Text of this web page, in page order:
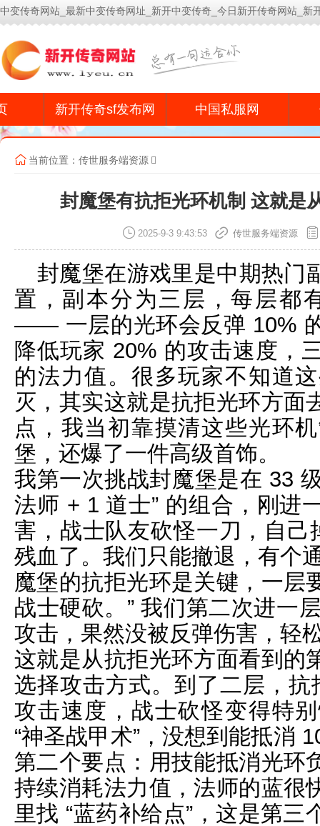
中变传奇网站_最新中变传奇网址_新开中变传奇_今日新开传奇网站_新
新开传奇sf发布网 中国私服网
当前位置： 传世服务端资源
封魔堡有抗拒光环机制 这就是
2025-9-3 9:43:53 传世服务端资源
封魔堡在游戏里是中期热门
置，副本分为三层，每层都
—— 一层的光环会反弹 10%
降低玩家 20% 的攻击速度，
的法力值。很多玩家不知道
灭，其实这就是抗拒光环方面
点，我当初靠摸清这些光环
堡，还爆了一件高级首饰。
我第一次挑战封魔堡是在 33
法师 + 1 道士” 的组合，刚进
害，战士队友砍怪一刀，自
残血了。我们只能撤退，有个
魔堡的抗拒光环是关键，一层
战士硬砍。” 我们第二次进一
攻击，果然没被反弹伤害，轻
这就是从抗拒光环方面看到的
选择攻击方式。到了二层，
攻击速度，战士砍怪变得特
“神圣战甲术”，没想到能抵消
第二个要点：用技能抵消光环
持续消耗法力值，法师的蓝很
里找 “蓝药补给点”，这是第